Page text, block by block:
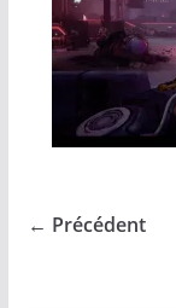
← Précédent